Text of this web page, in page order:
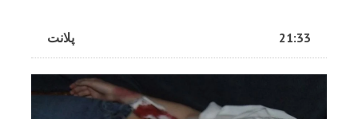
پلانت 21:33